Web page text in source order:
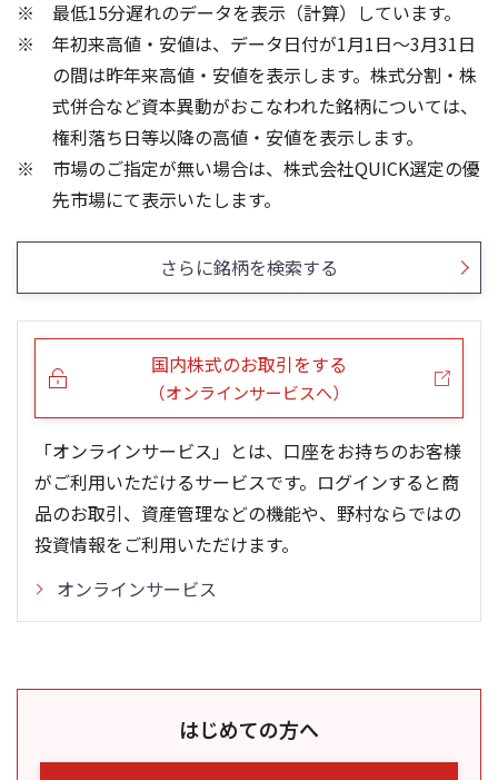
25/12
25/10
25/08
25/06
25/04
350
400
100
24/01
23/01
22/01
21/01
300
400
最低15分遅れのデータを表示（計算）しています。
年初来高値・安値は、データ日付が1月1日～3月31日
の間は昨年来高値・安値を表示します。株式分割・株
式併合など資本異動がおこなわれた銘柄については、
権利落ち日等以降の高値・安値を表示します。
市場のご指定が無い場合は、株式会社QUICK選定の優
先市場にて表示いたします。
さらに銘柄を検索する
国内株式のお取引をする
（オンラインサービスへ）
「オンラインサービス」とは、口座をお持ちのお客様
がご利用いただけるサービスです。ログインすると商
品のお取引、資産管理などの機能や、野村ならではの
投資情報をご利用いただけます。
オンラインサービス
はじめての方へ